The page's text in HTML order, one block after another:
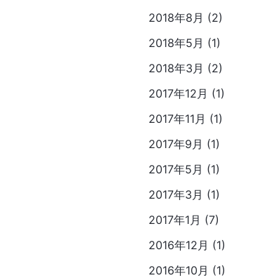
2018年8月 (2)
2018年5月 (1)
2018年3月 (2)
2017年12月 (1)
2017年11月 (1)
2017年9月 (1)
2017年5月 (1)
2017年3月 (1)
2017年1月 (7)
2016年12月 (1)
2016年10月 (1)